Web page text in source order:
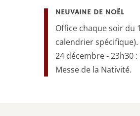
NEUVAINE DE NOËL
Office chaque soir du
calendrier spécifique).
24 décembre - 23h30
Messe de la Nativité.